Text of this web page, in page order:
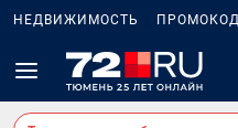
НЕДВИЖИМОСТЬ